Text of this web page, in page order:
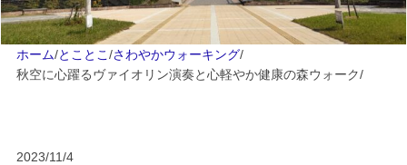
ホーム/とことこ /さわやかウォーキング/
秋空に心躍るヴァイオリン演奏と心軽やか健康の森ウォーク/
2023/11/4